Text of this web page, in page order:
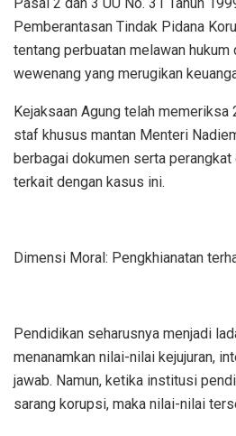
Pemberantasan Tindak Pidana
tentang perbuatan melawan hukum
wewenang yang merugikan
Kejaksaan Agung telah
staf khusus mantan Menteri
berbagai dokumen serta
terkait dengan kasus ini.
Dimensi Moral: Pengkhianatan
Pendidikan seharusnya menjadi
menanamkan nilai-nilai kejujuran,
jawab. Namun, ketika institusi
sarang korupsi, maka nilai-nilai